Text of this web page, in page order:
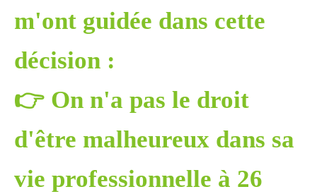
m'ont guidée dans cette
décision :
👉 On n'a pas le droit
d'être malheureux dans sa
vie professionnelle à 26